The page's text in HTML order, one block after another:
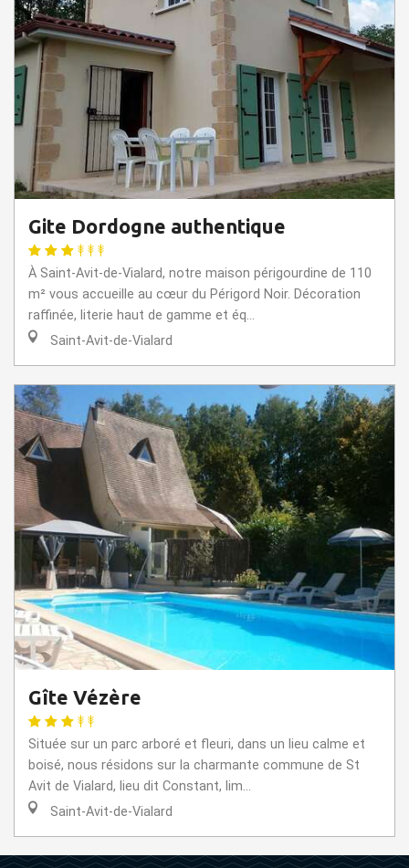
Gite Dordogne authentique
À Saint-Avit-de-Vialard, notre maison périgourdine de 110
m² vous accueille au cœur du Périgord Noir. Décoration
raffinée, literie haut de gamme et éq...
Saint-Avit-de-Vialard
Gîte Vézère
Située sur un parc arboré et fleuri, dans un lieu calme et
boisé, nous résidons sur la charmante commune de St
Avit de Vialard, lieu dit Constant, lim...
Saint-Avit-de-Vialard